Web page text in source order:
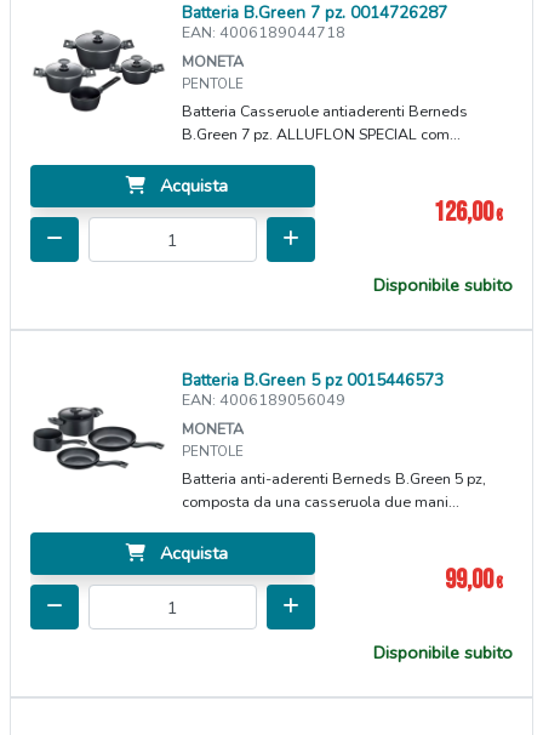
Batteria B.Green 7 pz. 0014726287
EAN: 4006189044718
MONETA
PENTOLE
Batteria Casseruole antiaderenti Berneds
B.Green 7 pz. ALLUFLON SPECIAL com...
Acquista
126,00€
Disponibile subito
Batteria B.Green 5 pz 0015446573
EAN: 4006189056049
MONETA
PENTOLE
Batteria anti-aderenti Berneds B.Green 5 pz,
composta da una casseruola due mani...
Acquista
99,00€
Disponibile subito